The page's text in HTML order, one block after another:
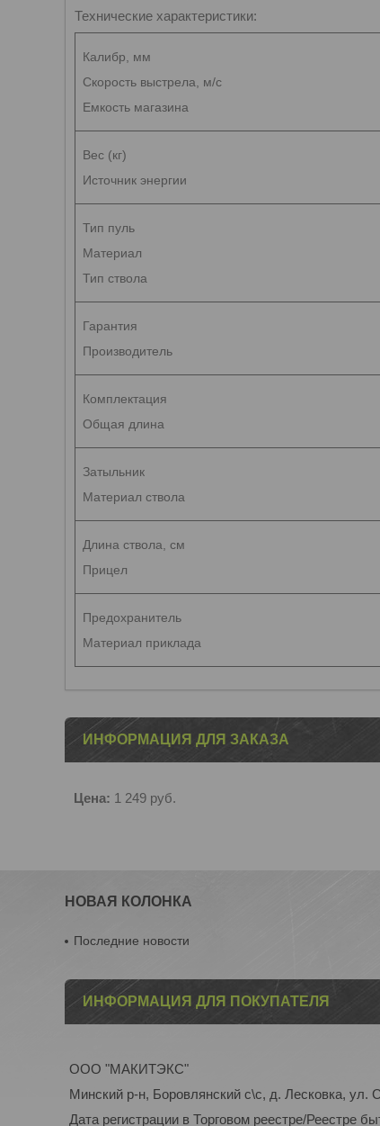
Технические характеристики:
Калибр, мм
Скорость выстрела, м/с
Емкость магазина
Вес (кг)
Источник энергии
Тип пуль
Материал
Тип ствола
Гарантия
Производитель
Комплектация
Общая длина
Затыльник
Материал ствола
Длина ствола, см
Прицел
Предохранитель
Материал приклада
ИНФОРМАЦИЯ ДЛЯ ЗАКАЗА
Цена: 1 249 руб.
НОВАЯ КОЛОНКА
Последние новости
ИНФОРМАЦИЯ ДЛЯ ПОКУПАТЕЛЯ
ООО "МАКИТЭКС"
Минский р-н, Боровлянский с\с, д. Лесковка, ул.
Дата регистрации в Торговом реестре/Реестре